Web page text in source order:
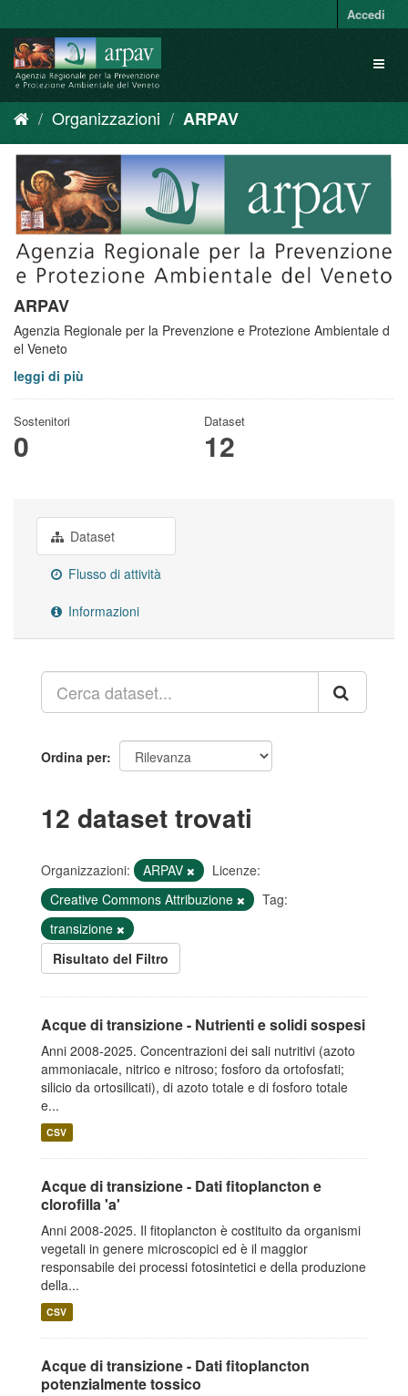
al
contenuto
Accedi
Organizzazioni ARPAV
ARPAV
Agenzia Regionale per la Prevenzione e Protezione Ambientale d
el Veneto
leggi di più
Sostenitori
0
Dataset
12
Dataset
Flusso di attività
Informazioni
Ordina per
12 dataset trovati
Organizzazioni: ARPAV
Licenze:
Creative Commons Attribuzione
Tag:
transizione
Risultato del Filtro
Acque di transizione - Nutrienti e solidi sospesi
Anni 2008-2025. Concentrazioni dei sali nutritivi (azoto
ammoniacale, nitrico e nitroso; fosforo da ortofosfati;
silicio da ortosilicati), di azoto totale e di fosforo totale
e...
CSV
Acque di transizione - Dati fitoplancton e
clorofilla 'a'
Anni 2008-2025. Il fitoplancton è costituito da organismi
vegetali in genere microscopici ed è il maggior
responsabile dei processi fotosintetici e della produzione
della...
CSV
Acque di transizione - Dati fitoplancton
potenzialmente tossico